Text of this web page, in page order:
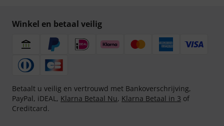
Winkel en betaal veilig
Betaalt u veilig en vertrouwd met Bankoverschrijving,
PayPal, iDEAL, Klarna Betaal Nu, Klarna Betaal in 3 of
Creditcard.